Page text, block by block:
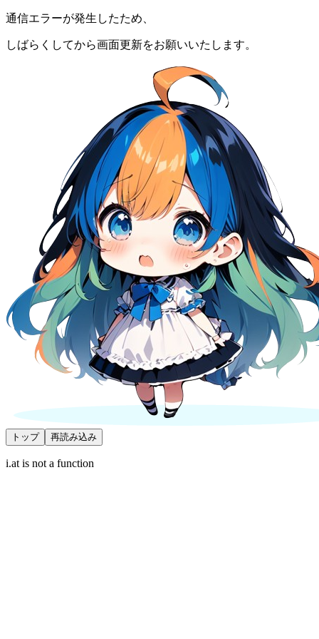
通信エラーが発生したため、
しばらくしてから画面更新をお願いいたします。
トップ 再読み込み
i.at is not a function